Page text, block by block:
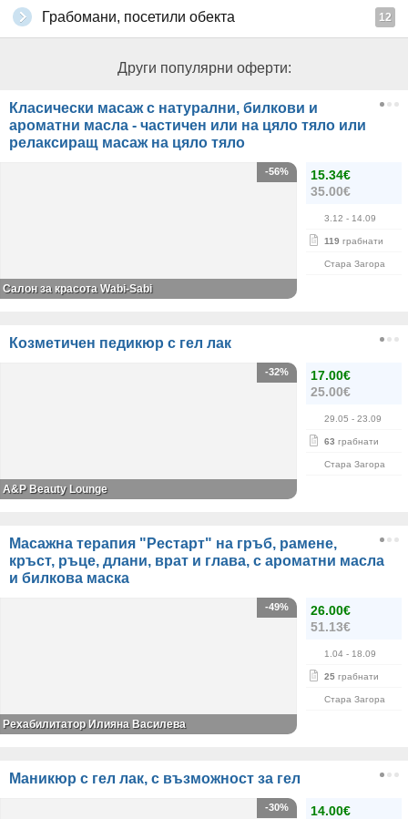
Грабомани, посетили обекта 12
Други популярни оферти:
Класически масаж с натурални, билкови и
ароматни масла - частичен или на цяло тяло или
релаксиращ масаж на цяло тяло
15.34€
35.00€
3.12 - 14.09
119 грабнати
Стара Загора
-56%
Салон за красота Wabi-Sabi
Козметичен педикюр с гел лак
17.00€
25.00€
29.05 - 23.09
63 грабнати
Стара Загора
-32%
A&P Beauty Lounge
Масажна терапия "Рестарт" на гръб, рамене,
кръст, ръце, длани, врат и глава, с ароматни масла
и билкова маска
26.00€
51.13€
1.04 - 18.09
25 грабнати
Стара Загора
-49%
Рехабилитатор Илияна Василева
Маникюр с гел лак, с възможност за гел
14.00€
-30%